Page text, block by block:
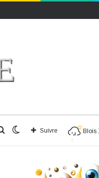
Blois
Suivre
Switch
Rechercher